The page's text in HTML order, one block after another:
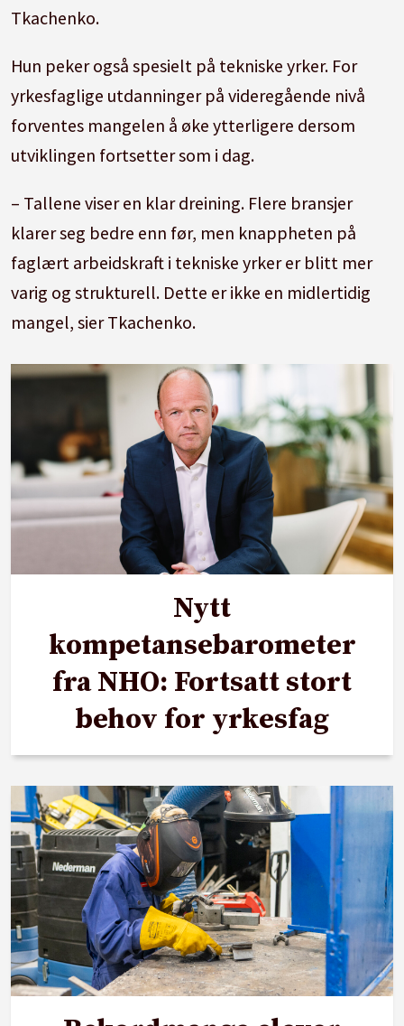
Tkachenko.
Hun peker også spesielt på tekniske yrker. For
yrkesfaglige utdanninger på videregående nivå
forventes mangelen å øke ytterligere dersom
utviklingen fortsetter som i dag.
– Tallene viser en klar dreining. Flere bransjer
klarer seg bedre enn før, men knappheten på
faglært arbeidskraft i tekniske yrker er blitt mer
varig og strukturell. Dette er ikke en midlertidig
mangel, sier Tkachenko.
Nytt
kompetansebarometer
fra NHO: Fortsatt stort
behov for yrkesfag